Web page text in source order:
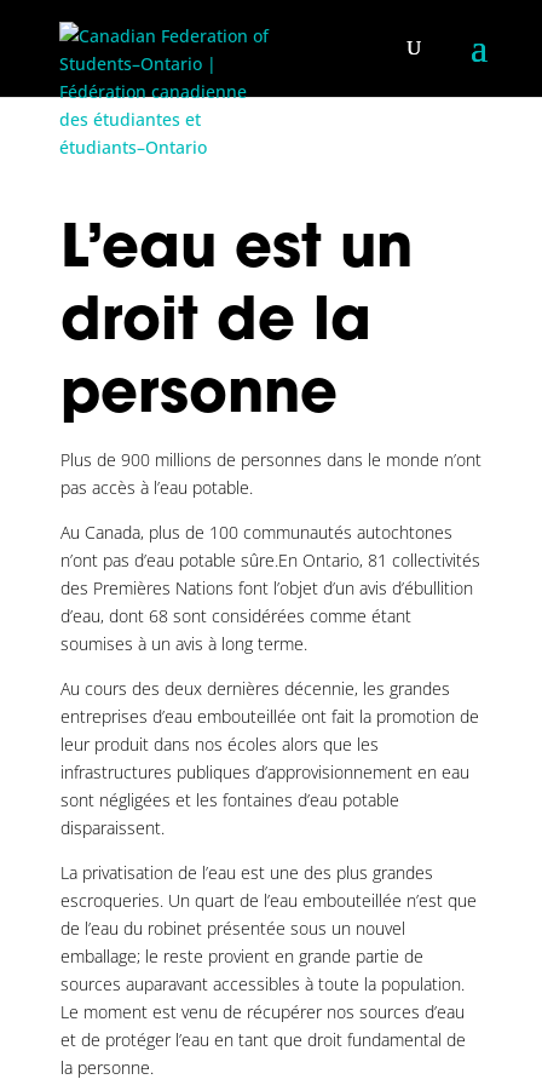
L’eau est un
droit de la
personne
Plus de 900 millions de personnes dans le monde n’ont
pas accès à l’eau potable.
Au Canada, plus de 100 communautés autochtones
n’ont pas d’eau potable sûre.En Ontario, 81 collectivités
des Premières Nations font l’objet d’un avis d’ébullition
d’eau, dont 68 sont considérées comme étant
soumises à un avis à long terme.
Au cours des deux dernières décennie, les grandes
entreprises d’eau embouteillée ont fait la promotion de
leur produit dans nos écoles alors que les
infrastructures publiques d’approvisionnement en eau
sont négligées et les fontaines d’eau potable
disparaissent.
La privatisation de l’eau est une des plus grandes
escroqueries. Un quart de l’eau embouteillée n’est que
de l’eau du robinet présentée sous un nouvel
emballage; le reste provient en grande partie de
sources auparavant accessibles à toute la population.
Le moment est venu de récupérer nos sources d’eau
et de protéger l’eau en tant que droit fundamental de
la personne.